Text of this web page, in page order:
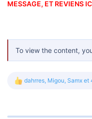
MESSAGE, ET REVIENS
To view the content,
L
é
dahrres, Migou, Samx et